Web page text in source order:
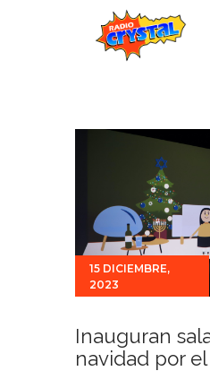
Estaciones
Promociones
Noticias
Para ti
Contacto
15 DICIEMBRE,
2023
Inauguran
navidad por